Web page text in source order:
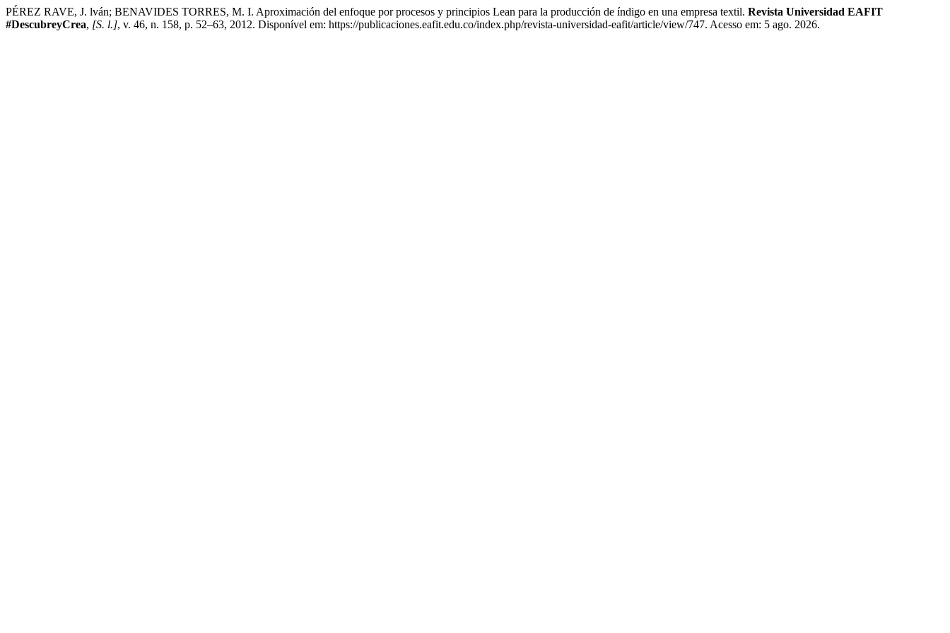
PÉREZ RAVE, J. lván; BENAVIDES TORRES, M. I. Aproximación del enfoque por procesos y principios Lean para la producción de índigo en una empresa textil. Revista Universidad EAFIT
#DescubreyCrea, [S. l.], v. 46, n. 158, p. 52–63, 2012. Disponível em: https://publicaciones.eafit.edu.co/index.php/revista-universidad-eafit/article/view/747. Acesso em: 5 ago. 2026.